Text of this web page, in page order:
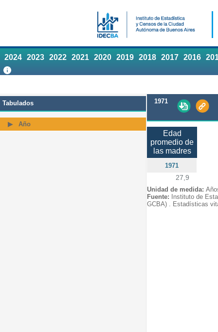
2024 2023 2022 2021 2020 2019 2018 2017 2016
Tabulados
Año
1971
Edad
promedio de
las madres
1971
27,9
Unidad de medida:
Fuente: Instituto de
GCBA) . Estadísticas